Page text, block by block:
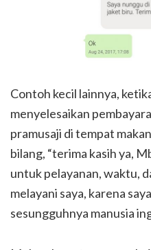
Contoh kecil lainnya,
menyelesaikan
pramusaji di tempat
bilang, “terima kasih ya,
untuk pelayanan, waktu,
melayani saya, karena
sesungguhnya manusia